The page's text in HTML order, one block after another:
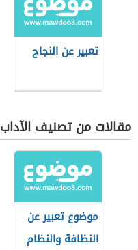
تعبير عن النجاح
مقالات من تصنيف الآداب
موضوع تعبير عن
النظافة والنظام